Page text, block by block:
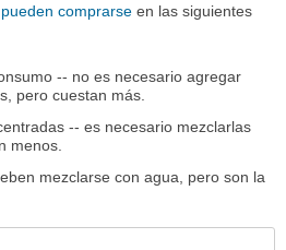
pueden comprarse en las siguientes
-- no es necesario agregar
pero cuestan más.
-- es necesario mezclarlas
menos.
mezclarse con agua, pero son la